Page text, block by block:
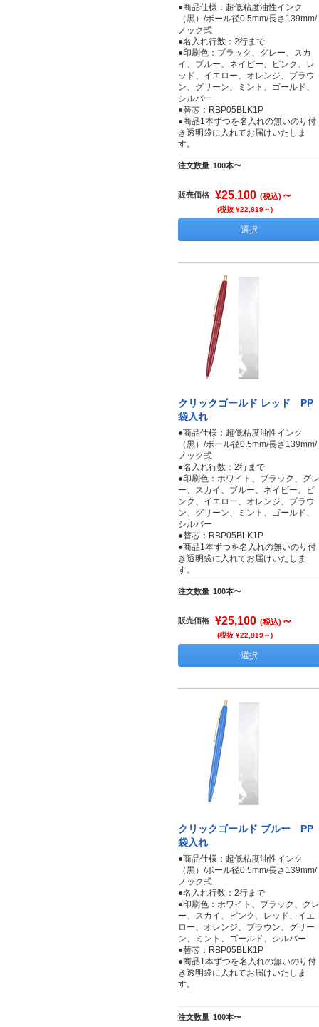
●商品仕様：超低粘度油性インク
（黒）/ボール径0.5mm/長さ139mm/
ノック式
●名入れ行数：2行まで
●印刷色：ブラック、グレー、スカ
イ、ブルー、ネイビー、ピンク、レ
ッド、イエロー、オレンジ、ブラウ
ン、グリーン、ミント、ゴールド、
シルバー
●替芯：RBP05BLK1P
●商品1本ずつを名入れの無いのり付
き透明袋に入れてお届けいたしま
す。
注文数量 100本〜
販売価格 ¥25,100 (税込) ～
(税抜 ¥22,819～)
選択
クリックゴールド レッド PP
袋入れ
●商品仕様：超低粘度油性インク
（黒）/ボール径0.5mm/長さ139mm/
ノック式
●名入れ行数：2行まで
●印刷色：ホワイト、ブラック、グレ
ー、スカイ、ブルー、ネイビー、ピ
ンク、イエロー、オレンジ、ブラウ
ン、グリーン、ミント、ゴールド、
シルバー
●替芯：RBP05BLK1P
●商品1本ずつを名入れの無いのり付
き透明袋に入れてお届けいたしま
す。
注文数量 100本〜
販売価格 ¥25,100 (税込) ～
(税抜 ¥22,819～)
選択
クリックゴールド ブルー PP
袋入れ
●商品仕様：超低粘度油性インク
（黒）/ボール径0.5mm/長さ139mm/
ノック式
●名入れ行数：2行まで
●印刷色：ホワイト、ブラック、グレ
ー、スカイ、ピンク、レッド、イエ
ロー、オレンジ、ブラウン、グリー
ン、ミント、ゴールド、シルバー
●替芯：RBP05BLK1P
●商品1本ずつを名入れの無いのり付
き透明袋に入れてお届けいたしま
す。
注文数量 100本〜